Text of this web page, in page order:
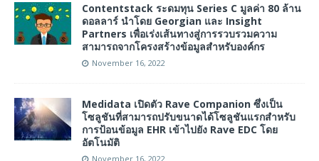
Contentstack ระดมทุน Series C มูลค่า 80 ล้าน
ดอลลาร์ นำโดย Georgian และ Insight
Partners เพื่อเร่งเส้นทางสู่การรวบรวมความ
สามารถจากโครงสร้างข้อมูลสำหรับองค์กร
November 16, 2022
Medidata เปิดตัว Rave Companion ซึ่งเป็น
โซลูชันที่สามารถปรับขนาดได้โซลูชันแรกสำหรับ
การป้อนข้อมูล EHR เข้าไปยัง Rave EDC โดย
อัตโนมัติ
November 16, 2022